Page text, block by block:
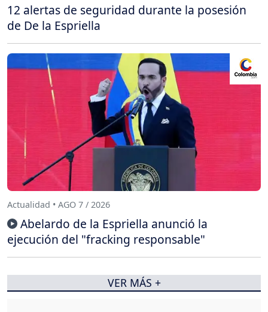
12 alertas de seguridad durante la posesión
de De la Espriella
Actualidad • AGO 7 / 2026
Abelardo de la Espriella anunció la
ejecución del "fracking responsable"
VER MÁS +